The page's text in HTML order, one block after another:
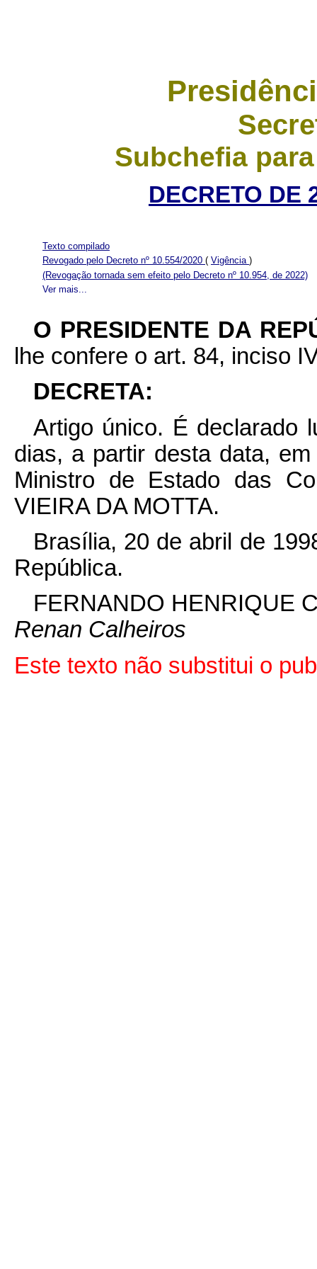
Subchefia
DECRETO DE
Ver mais...
Texto compilado
Revogado pelo Decreto nº 10.554/2020 ( Vigência )
(Revogação tornada sem efeito pelo Decreto nº 10.954, de 2022)
O PRESIDENTE DA
lhe confere o art. 84, inciso
DECRETA:
Artigo único. É declarado
dias, a partir desta data,
Ministro de Estado das
VIEIRA DA MOTTA.
Brasília, 20 de abril de
República.
FERNANDO HENRIQUE
Renan Calheiros
Este texto não substitui o